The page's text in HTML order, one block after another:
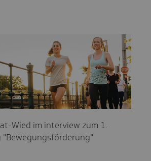
Wied im interview zum 1.
"Bewegungsförderung"